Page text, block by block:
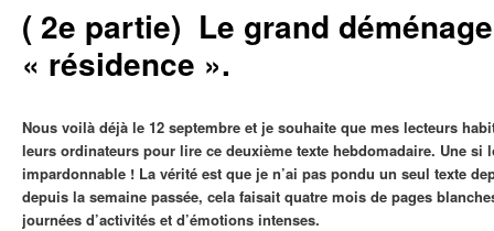
( 2e partie) Le grand
« résidence ».
Nous voilà déjà le 12 septembre et je souhaite que mes lecteurs
leurs ordinateurs pour lire ce deuxième texte hebdomadaire. Une si
impardonnable ! La vérité est que je n’ai pas pondu un seul texte
depuis la semaine passée, cela faisait quatre mois de pages
journées d’activités et d’émotions intenses.